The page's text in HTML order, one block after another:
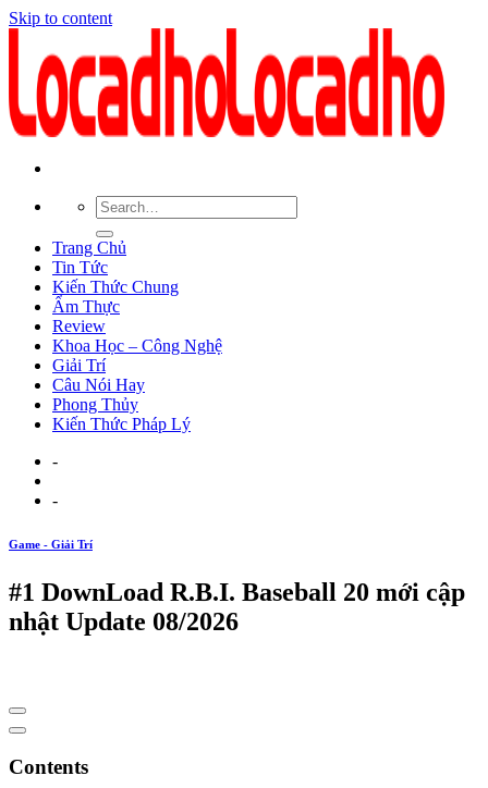
Skip to content
Trang Chủ
Tin Tức
Kiến Thức Chung
Ẩm Thực
Review
Khoa Học – Công Nghệ
Giải Trí
Câu Nói Hay
Phong Thủy
Kiến Thức Pháp Lý
-
-
Game - Giải Trí
#1 DownLoad R.B.I. Baseball 20 mới cập
nhật Update 08/2026
Contents